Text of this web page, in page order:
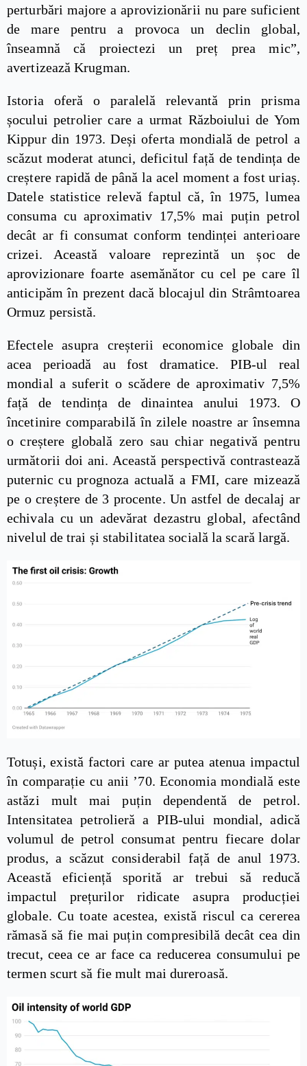
perturbări majore a aprovizionării nu pare suficient
de mare pentru a provoca un declin global,
înseamnă că proiectezi un preț prea mic”,
avertizează Krugman.
Istoria oferă o paralelă relevantă prin prisma
șocului petrolier care a urmat Războiului de Yom
Kippur din 1973. Deși oferta mondială de petrol a
scăzut moderat atunci, deficitul față de tendința de
creștere rapidă de până la acel moment a fost uriaș.
Datele statistice relevă faptul că, în 1975, lumea
consuma cu aproximativ 17,5% mai puțin petrol
decât ar fi consumat conform tendinței anterioare
crizei. Această valoare reprezintă un șoc de
aprovizionare foarte asemănător cu cel pe care îl
anticipăm în prezent dacă blocajul din Strâmtoarea
Ormuz persistă.
Efectele asupra creșterii economice globale din
acea perioadă au fost dramatice. PIB-ul real
mondial a suferit o scădere de aproximativ 7,5%
față de tendința de dinaintea anului 1973. O
încetinire comparabilă în zilele noastre ar însemna
o creștere globală zero sau chiar negativă pentru
următorii doi ani. Această perspectivă contrastează
puternic cu prognoza actuală a FMI, care mizează
pe o creștere de 3 procente. Un astfel de decalaj ar
echivala cu un adevărat dezastru global, afectând
nivelul de trai și stabilitatea socială la scară largă.
Totuși, există factori care ar putea atenua impactul
în comparație cu anii ’70. Economia mondială este
astăzi mult mai puțin dependentă de petrol.
Intensitatea petrolieră a PIB-ului mondial, adică
volumul de petrol consumat pentru fiecare dolar
produs, a scăzut considerabil față de anul 1973.
Această eficiență sporită ar trebui să reducă
impactul prețurilor ridicate asupra producției
globale. Cu toate acestea, există riscul ca cererea
rămasă să fie mai puțin compresibilă decât cea din
trecut, ceea ce ar face ca reducerea consumului pe
termen scurt să fie mult mai dureroasă.